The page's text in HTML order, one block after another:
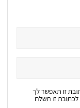
זו תאפשר לך
זו תשלח